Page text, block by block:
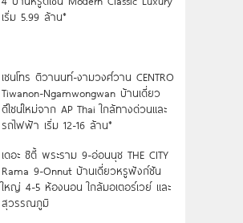
เริ่ม 5.99 ล้าน*
เซนโทร ติวานนท์-งามวงศ์วาน CENTRO
Tiwanon-Ngamwongwan บ้านเดี่ยว
ดีไซน์ใหม่จาก AP Thai ใกล้ทางด่วนและ
รถไฟฟ้า เริ่ม 12-16 ล้าน*
เดอะ ซิตี้ พระราม 9-อ่อนนุช THE CITY
Rama 9-Onnut บ้านเดี่ยวหรูฟังก์ชัน
ใหญ่ 4-5 ห้องนอน ใกล้มอเตอร์เวย์ และ
สุวรรณภูมิ